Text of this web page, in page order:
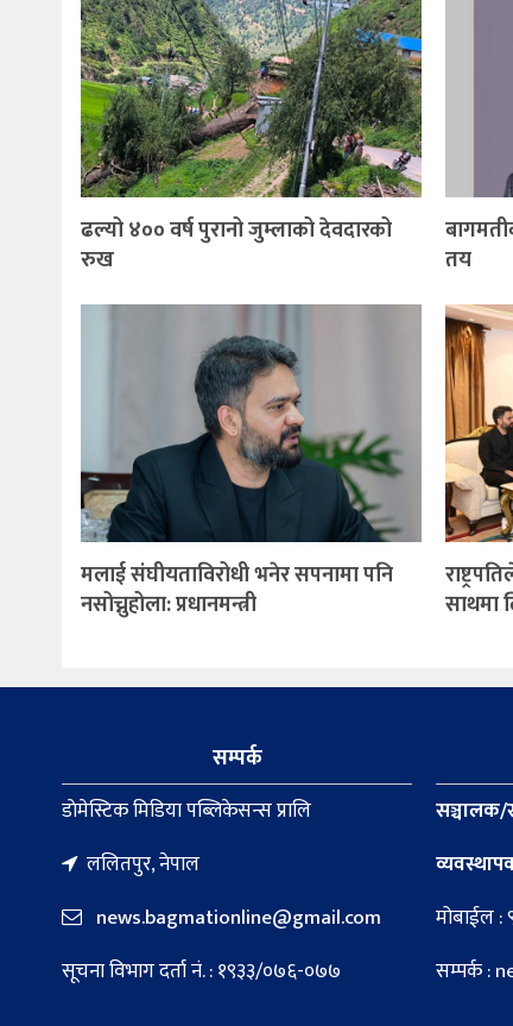
ढल्यो ४०० वर्ष पुरानो जुम्लाको देवदारको
रुख
तय
मलाई संघीयताविरोधी भनेर सपनामा पनि
नसोच्नुहोला: प्रधानमन्त्री
साथमा
सम्पर्क
डाेमेस्टिक मिडिया पब्लिकेसन्स प्रालि
ललितपुर, नेपाल
news.bagmationline@gmail.com
सूचना विभाग दर्ता नं. : १९३३/०७६-०७७
मोबाईल :
सम्पर्क :